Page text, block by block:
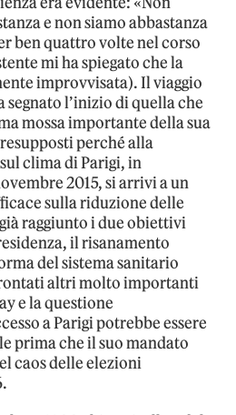
e non siamo abbastanza
ben quattro volte nel corso
mi ha spiegato che la
improvvisata). Il viaggio
segnato l’inizio di quella che
mossa importante della sua
perché alla
clima di Parigi, in
2015, si arrivi a un
sulla riduzione delle
raggiunto i due obiettivi
il risanamento
del sistema sanitario
altri molto importanti
e la questione
a Parigi potrebbe essere
prima che il suo mandato
caos delle elezioni